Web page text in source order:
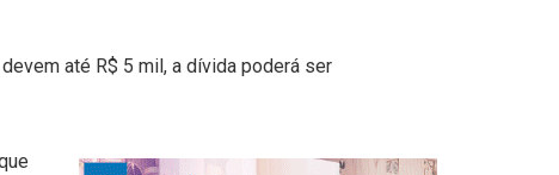
até R$ 5 mil, a dívida poderá ser